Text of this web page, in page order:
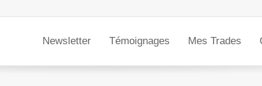
Newsletter Témoignages Mes Trades